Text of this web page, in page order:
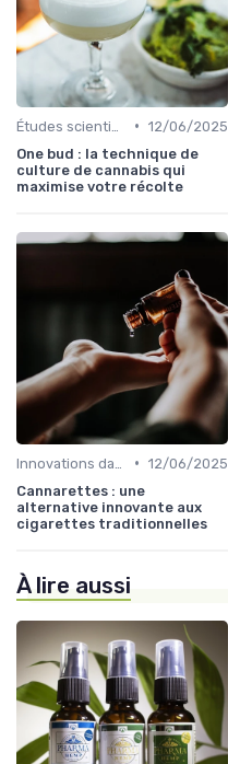
• 12/06/2025
One bud : la technique de
culture de cannabis qui
maximise votre récolte
• 12/06/2025
Cannarettes : une
alternative innovante aux
cigarettes traditionnelles
À lire aussi